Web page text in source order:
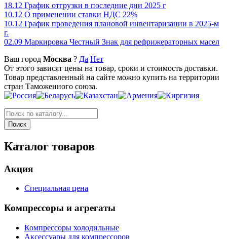
18.12 График отгрузки в последние дни 2025 г
10.12 О применении ставки НДС 22%
10.12 График проведения плановой инвентаризации в 2025-м
г.
02.09 Маркировка Честный Знак для рефрижераторных масел
Ваш город Москва ? Да Нет
От этого зависят цены на товар, сроки и стоимость доставки.
Товар представленный на сайте можно купить на территории
стран Таможенного союза.
Каталог товаров
Акция
Специальная цена
Компрессоры и агрегаты
Компрессоры холодильные
Аксессуары для компрессоров